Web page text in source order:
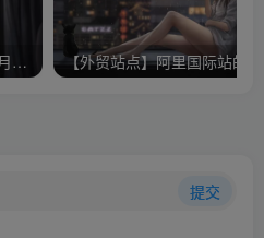
手把手教你如何搭建网站，月收入5000全套教程实战教程（附带插件）
提交